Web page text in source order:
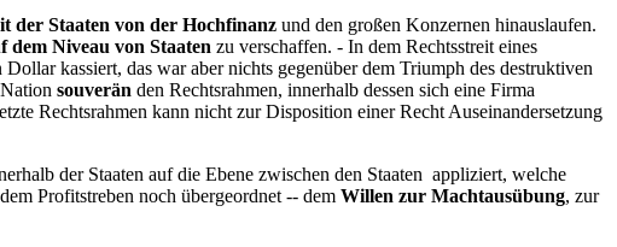
der Staaten von der Hochfinanz und den großen Konzernen hinauslaufen.
dem Niveau von Staaten zu verschaffen. - In dem Rechtsstreit eines
kassiert, das war aber nichts gegenüber dem Triumph des destruktiven
souverän den Rechtsrahmen, innerhalb dessen sich eine Firma
Rechtsrahmen kann nicht zur Disposition einer Recht Auseinandersetzung
der Staaten auf die Ebene zwischen den Staaten appliziert, welche
Profitstreben noch übergeordnet -- dem Willen zur Machtausübung, zur